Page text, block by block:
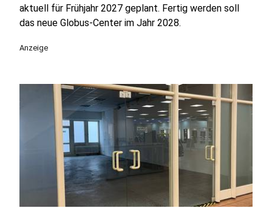
aktuell für Frühjahr 2027 geplant. Fertig werden soll
das neue Globus-Center im Jahr 2028.
Anzeige